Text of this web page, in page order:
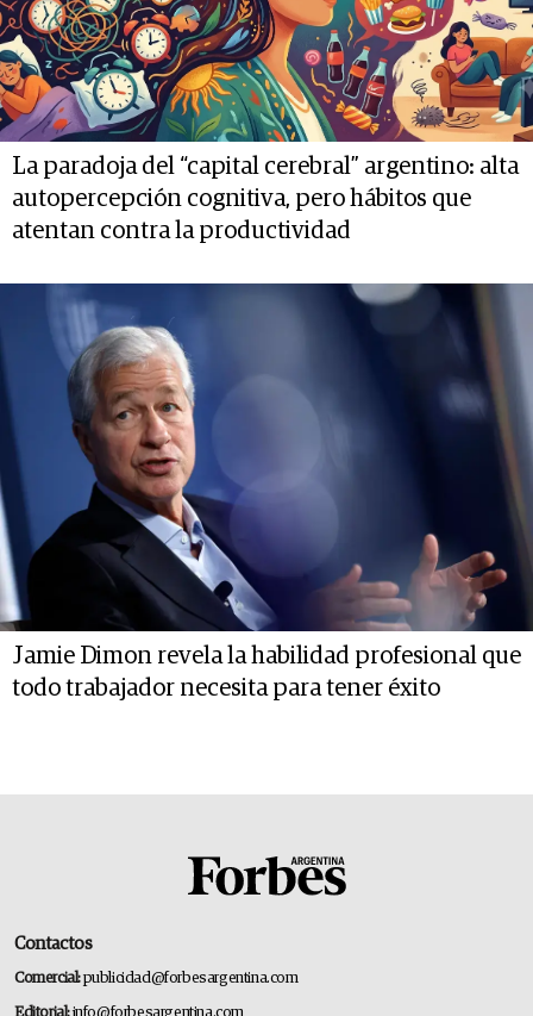
La paradoja del “capital cerebral” argentino: alta
autopercepción cognitiva, pero hábitos que
atentan contra la productividad
Jamie Dimon revela la habilidad profesional que
todo trabajador necesita para tener éxito
Contactos
Comercial:publicidad@forbesargentina.com